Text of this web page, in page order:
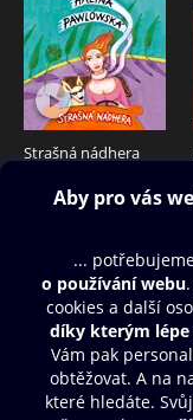
Strašná nádhera
249 Kč
Obsah ke stažení
Moje O2 Knihovna
Další zábava